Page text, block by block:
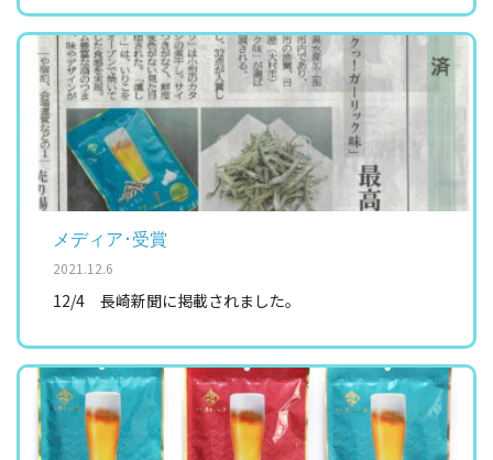
メディア･受賞
2021.12.6
12/4 長崎新聞に掲載されました。